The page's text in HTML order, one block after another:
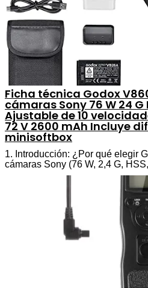
Ficha técnica Godox
cámaras Sony 76 W 24 G
Ajustable de 10
72 V 2600 mAh Incluye
minisoftbox
1. Introducción: ¿Por qué elegir
cámaras Sony (76 W, 2,4 G,